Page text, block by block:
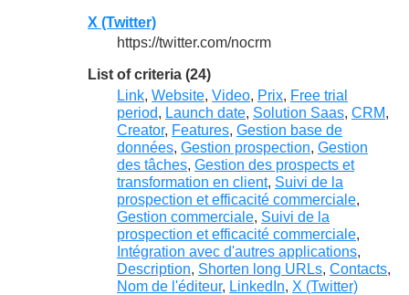
X (Twitter)
https://twitter.com/nocrm
List of criteria (24)
Link, Website, Video, Prix, Free trial
period, Launch date, Solution Saas, CRM,
Creator, Features, Gestion base de
données, Gestion prospection, Gestion
des tâches, Gestion des prospects et
transformation en client, Suivi de la
prospection et efficacité commerciale,
Gestion commerciale, Suivi de la
prospection et efficacité commerciale,
Intégration avec d'autres applications,
Description, Shorten long URLs, Contacts,
Nom de l'éditeur, LinkedIn, X (Twitter)